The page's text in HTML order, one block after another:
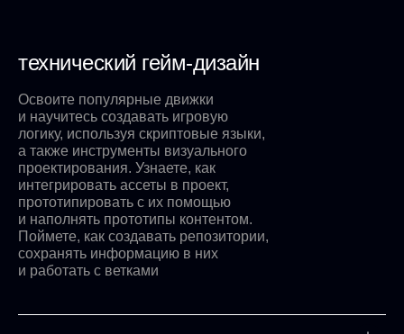
технический гейм-дизайн
Освоите популярные движки
и научитесь создавать игровую
логику, используя скриптовые языки,
а также инструменты визуального
проектирования. Узнаете, как
интегрировать ассеты в проект,
прототипировать с их помощью
и наполнять прототипы контентом.
Поймете, как создавать репозитории,
сохранять информацию в них
и работать с ветками